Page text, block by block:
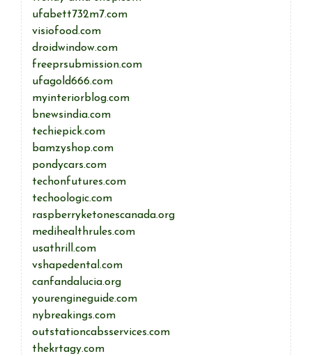
ufabett732m7.com
visiofood.com
droidwindow.com
freeprsubmission.com
ufagold666.com
myinteriorblog.com
bnewsindia.com
techiepick.com
bamzyshop.com
pondycars.com
techonfutures.com
techoologic.com
raspberryketonescanada.org
medihealthrules.com
usathrill.com
vshapedental.com
canfandalucia.org
yourengineguide.com
nybreakings.com
outstationcabsservices.com
thekrtagy.com